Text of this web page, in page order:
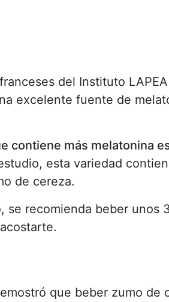
del Instituto
excelente fuente de
contiene más melatonina
esta variedad
de cereza.
se recomienda beber unos
que beber zumo de